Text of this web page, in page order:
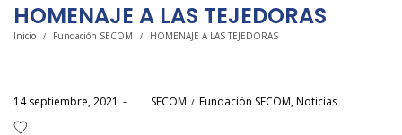
HOMENAJE A LAS TEJEDORAS
Inicio / Fundación SECOM / HOMENAJE A LAS TEJEDORAS
Posted
on
14 septiembre, 2021 SECOM
Posted
Fundación SECOM Noticias